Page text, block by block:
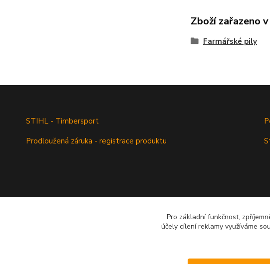
Zboží zařazeno
Farmářské pily
STIHL - Timbersport
Prodloužená záruka - registrace produktu
Pro základní funkčnost,
účely cílení reklamy využíváme